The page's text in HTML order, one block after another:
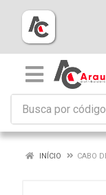
INÍCIO CABO